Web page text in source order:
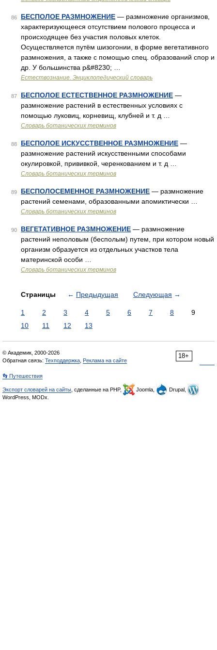
86 БЕСПОЛОЕ РАЗМНОЖЕНИЕ — размножение организмов,
характеризующееся отсутствием полового процесса и
происходящее без участия половых клеток.
Осуществляется путём шизогонии, в форме вегетативного
размножения, а также с помощью спец. образований спор и
др. У большинства р&#8230; …
Естествознание. Энциклопедический словарь
87 БЕСПОЛОЕ ЕСТЕСТВЕННОЕ РАЗМНОЖЕНИЕ —
размножение растений в естественных условиях с
помощью луковиц, корневищ, клубней и т. д …
Словарь ботанических терминов
88 БЕСПОЛОЕ ИСКУССТВЕННОЕ РАЗМНОЖЕНИЕ —
размножение растений искусственными способами
окулировкой, прививкой, черенкованием и т. д …
Словарь ботанических терминов
89 БЕСПОЛОСЕМЕННОЕ РАЗМНОЖЕНИЕ — размножение
растений семенами, образованными апомиктически …
Словарь ботанических терминов
90 ВЕГЕТАТИВНОЕ РАЗМНОЖЕНИЕ — размножение
растений неполовым (бесполым) путем, при котором новый
организм образуется из отдельных участков тела
материнской особи …
Словарь ботанических терминов
Страницы ← Предыдущая Следующая →
1 2 3 4 5 6 7 8
9
10
11 12 13
18+
© Академик, 2000-2026
Обратная связь: Техподдержка Реклама на сайте
👣 Путешествия
Экспорт словарей на сайты , сделанные на PHP, Joomla,
Drupal,
WordPress, MODx.